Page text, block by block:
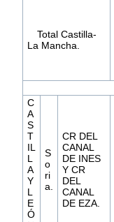
Total Castilla-
La Mancha.
C
A
S
T
IL
L
A
Y
L
E
Ó
S
o
ri
a.
CR DEL
CANAL
DE INES
Y CR
DEL
CANAL
DE EZA.